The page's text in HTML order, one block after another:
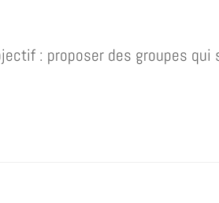
: proposer des groupes